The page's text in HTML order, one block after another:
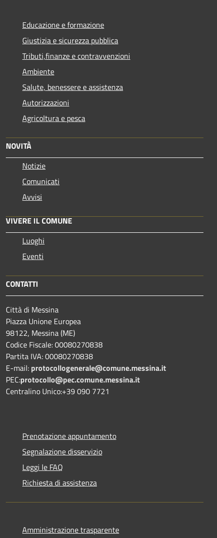
Educazione e formazione
Giustizia e sicurezza pubblica
Tributi,finanze e contravvenzioni
Ambiente
Salute, benessere e assistenza
Autorizzazioni
Agricoltura e pesca
NOVITÀ
Notizie
Comunicati
Avvisi
VIVERE IL COMUNE
Luoghi
Eventi
CONTATTI
Città di Messina
Piazza Unione Europea
98122, Messina (ME)
Codice Fiscale: 00080270838
Partita IVA: 00080270838
E-mail: protocollogenerale@comune.messina.it
PEC:protocollo@pec.comune.messina.it
Centralino Unico:+39 090 7721
Prenotazione appuntamento
Segnalazione disservizio
Leggi le FAQ
Richiesta di assistenza
Amministrazione trasparente